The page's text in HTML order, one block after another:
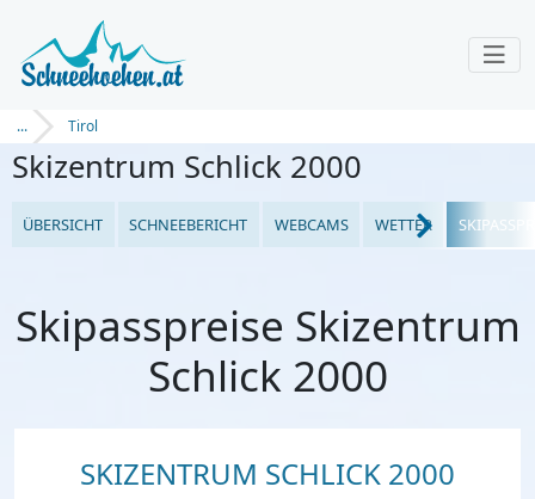
... Tirol
Skizentrum Schlick 2000
ÜBERSICHT SCHNEEBERICHT WEBCAMS WETTER
Skipasspreise Skizentrum
Schlick 2000
SKIZENTRUM SCHLICK 2000